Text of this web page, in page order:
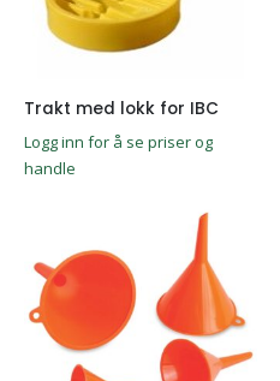
Trakt med lokk for IBC
Logg inn for å se priser og
handle